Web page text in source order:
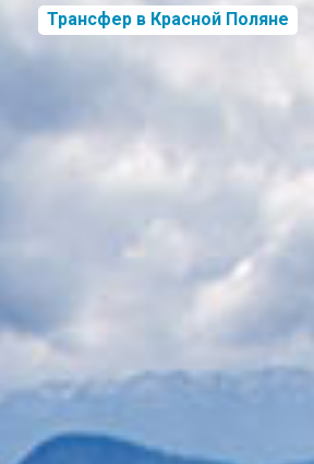
Трансфер в Красной Поляне